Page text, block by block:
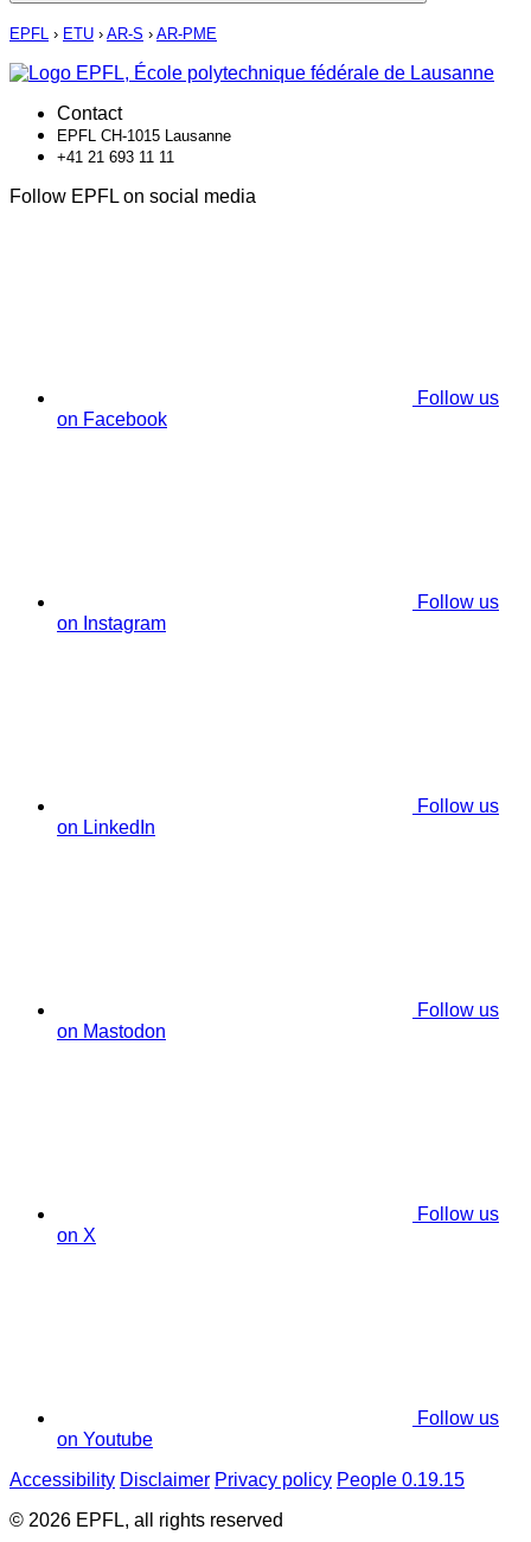
EPFL › ETU › AR-S › AR-PME
Contact
EPFL CH-1015 Lausanne
+41 21 693 11 11
Follow EPFL on social media
Follow us
on Facebook
Follow us
on Instagram
Follow us
on LinkedIn
Follow us
on Mastodon
Follow us
on X
Follow us
on Youtube
Accessibility Disclaimer Privacy policy People 0.19.15
© 2026 EPFL, all rights reserved